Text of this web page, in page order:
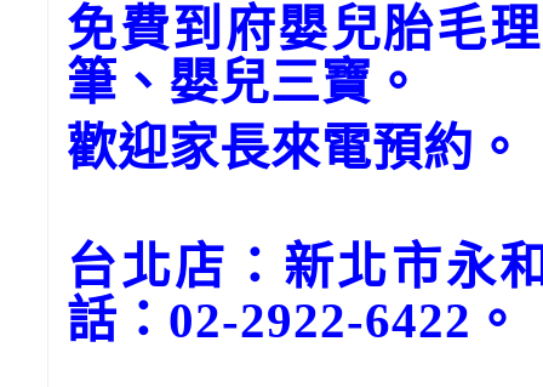
免費到府嬰兒胎毛
筆、嬰兒三寶。
歡迎家長來電預約。
台北店：新北市永
話：02-2922-6422。